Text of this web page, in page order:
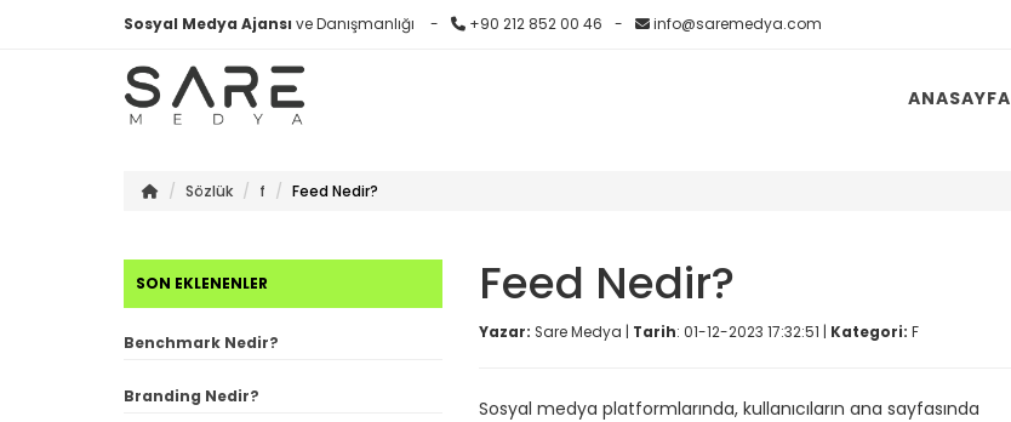
Sosyal Medya Ajansı ve Danışmanlığı +90 212 852 00 46 info@saremedya.com
ANASAYFA
Sözlük f Feed Nedir?
SON EKLENENLER
Benchmark Nedir?
Branding Nedir?
Feed Nedir?
Yazar: Sare Medya | Tarih: 01-12-2023 17:32:51 | Kategori: F
Sosyal medya platformlarında, kullanıcıların ana sayfasında